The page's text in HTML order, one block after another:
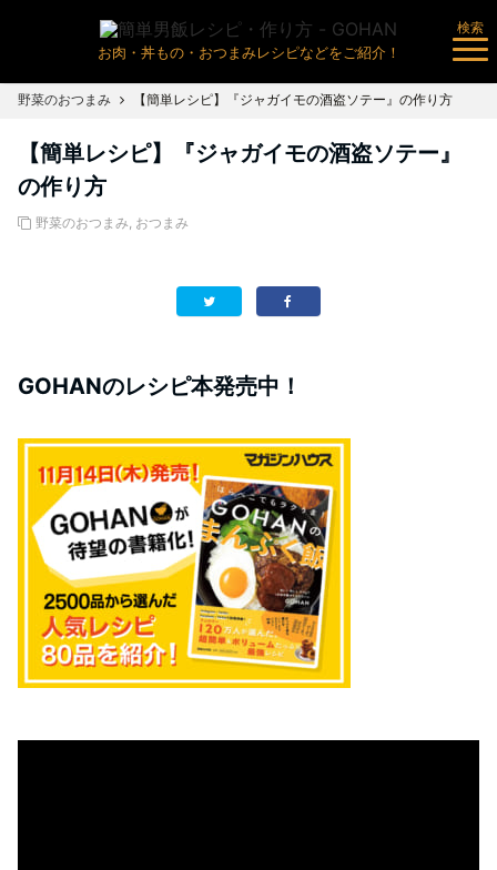
お肉・丼もの・おつまみレシピなどをご紹介！
検索
野菜のおつまみ 【簡単レシピ】『ジャガイモの酒盗ソテー』の作り方
【簡単レシピ】『ジャガイモの酒盗ソテー』
の作り方
野菜のおつまみ, おつまみ
GOHANのレシピ本発売中！